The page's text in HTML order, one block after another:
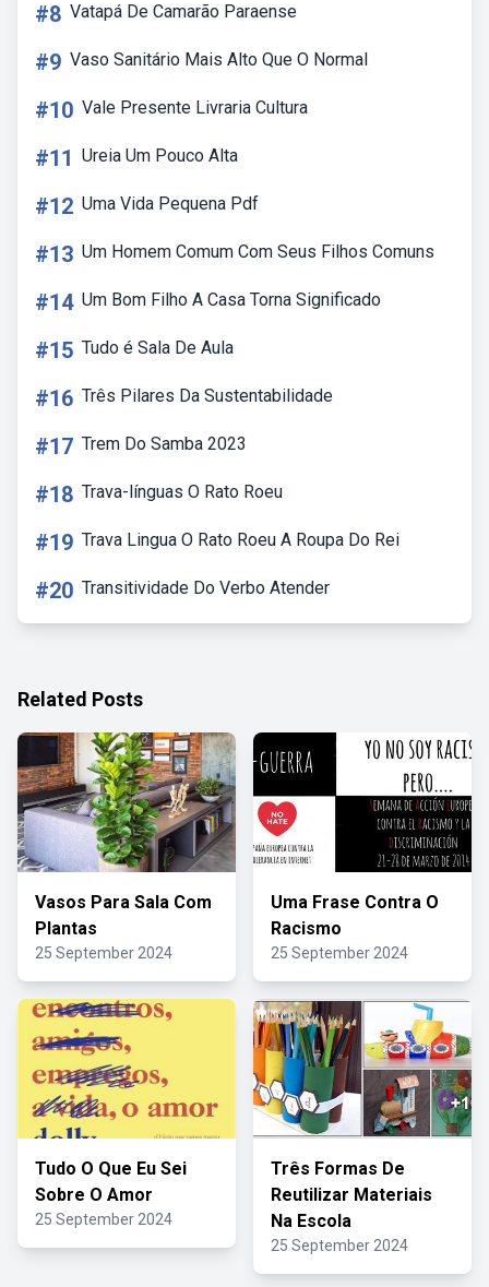
#8 Vatapá De Camarão Paraense
#9 Vaso Sanitário Mais Alto Que O Normal
#10 Vale Presente Livraria Cultura
#11 Ureia Um Pouco Alta
#12 Uma Vida Pequena Pdf
#13 Um Homem Comum Com Seus Filhos Comuns
#14 Um Bom Filho A Casa Torna Significado
#15 Tudo é Sala De Aula
#16 Três Pilares Da Sustentabilidade
#17 Trem Do Samba 2023
#18 Trava-línguas O Rato Roeu
#19 Trava Lingua O Rato Roeu A Roupa Do Rei
#20 Transitividade Do Verbo Atender
Related Posts
Vasos Para Sala Com
Plantas
25 September 2024
Uma Frase Contra O
Racismo
25 September 2024
Tudo O Que Eu Sei
Sobre O Amor
25 September 2024
Três Formas De
Reutilizar Materiais
Na Escola
25 September 2024